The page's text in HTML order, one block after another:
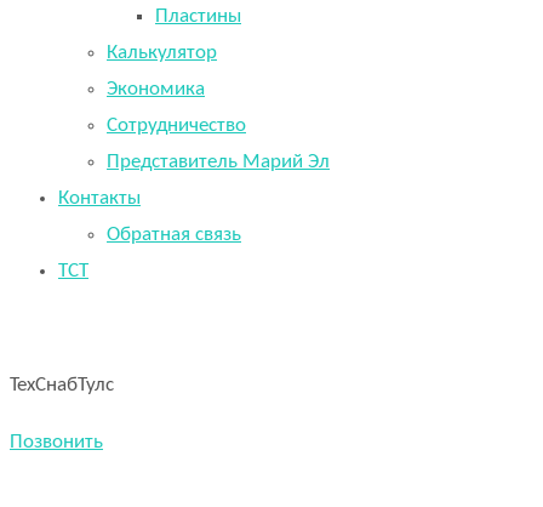
Пластины
Калькулятор
Экономика
Сотрудничество
Представитель Марий Эл
Контакты
Обратная связь
TCT
ТехСнабТулс
Позвонить